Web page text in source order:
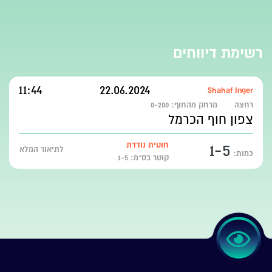
רשימת דיווחים
Shahaf Inger
22.06.2024
11:44
רחצה מרחק מהחוף: 0-200
צפון חוף הכרמל
כמות: 1-5
חוטית נודדת
קוטר בס״מ: 1-5
לתיאור המלא